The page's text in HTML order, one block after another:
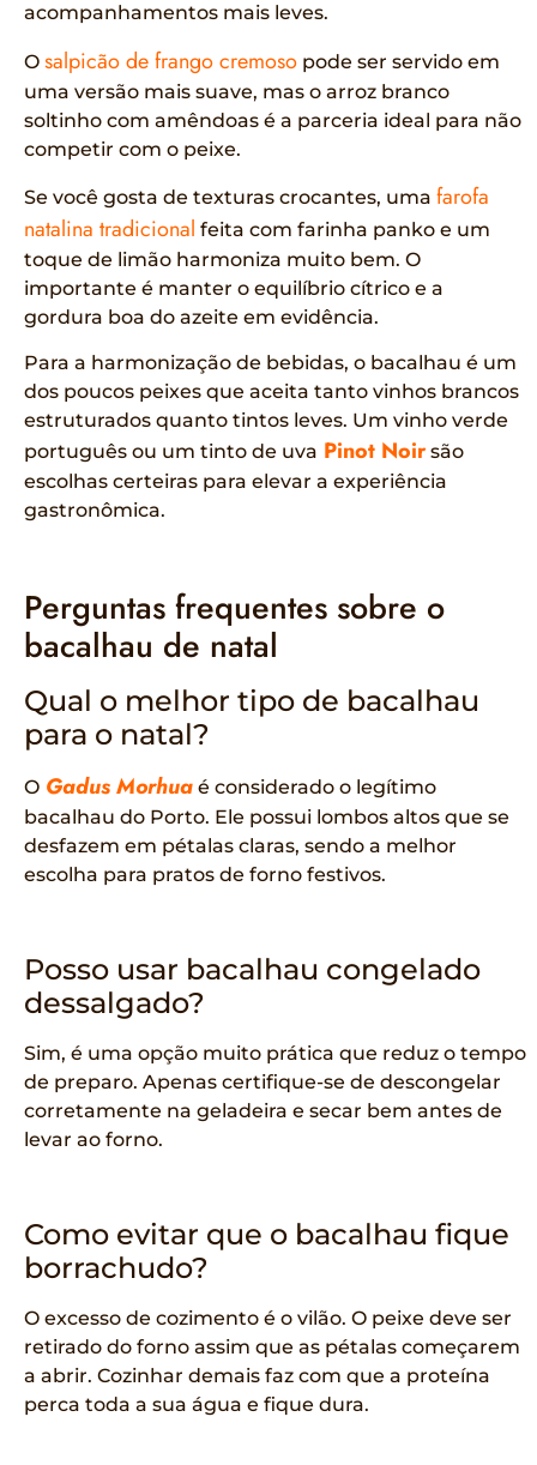
acompanhamentos mais leves.
O salpicão de frango cremoso pode ser servido em
uma versão mais suave, mas o arroz branco
soltinho com amêndoas é a parceria ideal para não
competir com o peixe.
Se você gosta de texturas crocantes, uma farofa
natalina tradicional feita com farinha panko e um
toque de limão harmoniza muito bem. O
importante é manter o equilíbrio cítrico e a
gordura boa do azeite em evidência.
Para a harmonização de bebidas, o bacalhau é um
dos poucos peixes que aceita tanto vinhos brancos
estruturados quanto tintos leves. Um vinho verde
português ou um tinto de uva Pinot Noirsão
escolhas certeiras para elevar a experiência
gastronômica.
Perguntas frequentes sobre o
bacalhau de natal
Qual o melhor tipo de bacalhau
para o natal?
O Gadus Morhua é considerado o legítimo
bacalhau do Porto. Ele possui lombos altos que se
desfazem em pétalas claras, sendo a melhor
escolha para pratos de forno festivos.
Posso usar bacalhau congelado
dessalgado?
Sim, é uma opção muito prática que reduz o tempo
de preparo. Apenas certifique-se de descongelar
corretamente na geladeira e secar bem antes de
levar ao forno.
Como evitar que o bacalhau fique
borrachudo?
O excesso de cozimento é o vilão. O peixe deve ser
retirado do forno assim que as pétalas começarem
a abrir. Cozinhar demais faz com que a proteína
perca toda a sua água e fique dura.